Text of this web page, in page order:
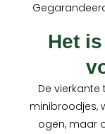
Het
De vierkante
minibroodjes,
ogen, maar